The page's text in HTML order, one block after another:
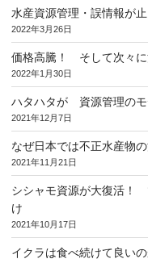
水産資源管理・誤情報が
2022年3月26日
価格高騰！ そして次々に
2022年1月30日
ハタハタが 資源管理のモ
2021年12月7日
なぜ日本では不正水産物
2021年11月21日
シシャモ資源が大復活！
け
2021年10月17日
イクラは食べ続けて良い